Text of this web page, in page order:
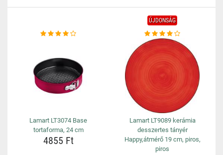
Lamart LT3074 Base
tortaforma, 24 cm
4855 Ft
ÚJDONSÁG
Lamart LT9089 kerámia
desszertes tányér
Happy,átmérő 19 cm, piros,
piros